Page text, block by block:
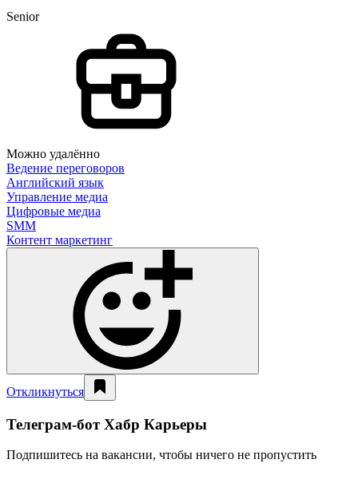
Senior
Можно удалённо
Ведение переговоров
Английский язык
Управление медиа
Цифровые медиа
SMM
Контент маркетинг
Откликнуться
Телеграм-бот Хабр Карьеры
Подпишитесь на вакансии, чтобы ничего не пропустить